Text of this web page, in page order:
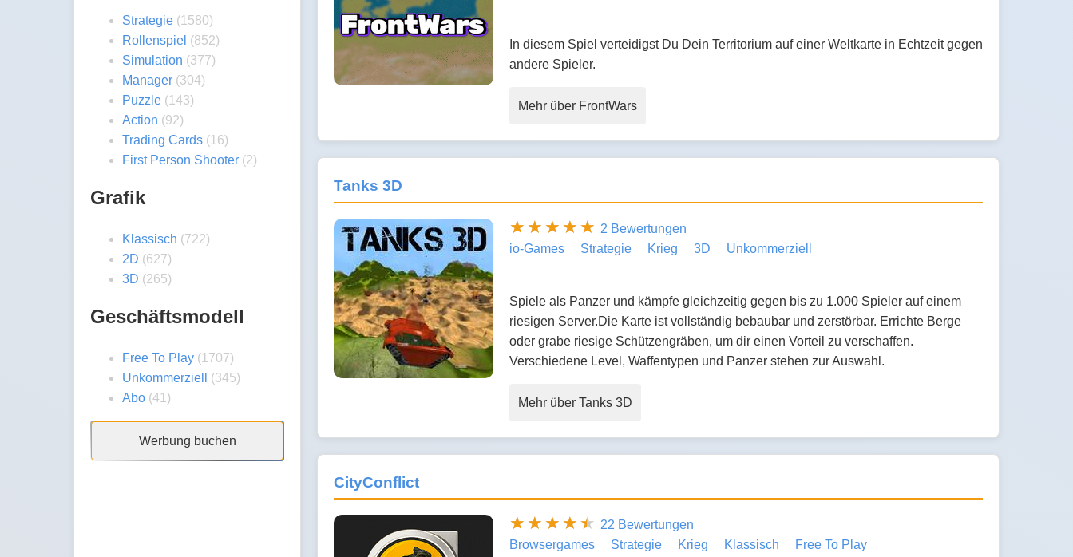
Strategie (1580)
Rollenspiel (852)
Simulation (377)
Manager (304)
Puzzle (143)
Action (92)
Trading Cards (16)
First Person Shooter (2)
Grafik
Klassisch (722)
2D (627)
3D (265)
Geschäftsmodell
Free To Play (1707)
Unkommerziell
(345)
Abo (41)
Werbung buchen
In diesem Spiel verteidigst Du Dein Territorium auf einer Weltkarte in Echtzeit gegen
andere Spieler.
Mehr über FrontWars
Tanks 3D
2 Bewertungen
io-Games
Strategie Krieg 3D Unkommerziell
Spiele als Panzer und kämpfe gleichzeitig gegen bis zu 1.000 Spieler auf einem
riesigen Server.Die Karte ist vollständig bebaubar und zerstörbar. Errichte Berge
oder grabe riesige Schützengräben, um dir einen Vorteil zu verschaffen.
Verschiedene Level, Waffentypen und Panzer stehen zur Auswahl.
Mehr über Tanks 3D
CityConflict
22 Bewertungen
Browsergames
Strategie Krieg Klassisch Free To Play